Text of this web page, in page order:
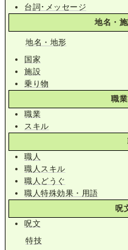
台詞･メッセージ
地名・
地名・地形
国家
施設
乗り物
職
職業
スキル
職人
職人スキル
職人どうぐ
職人特殊効果・用語
呪
呪文
特技